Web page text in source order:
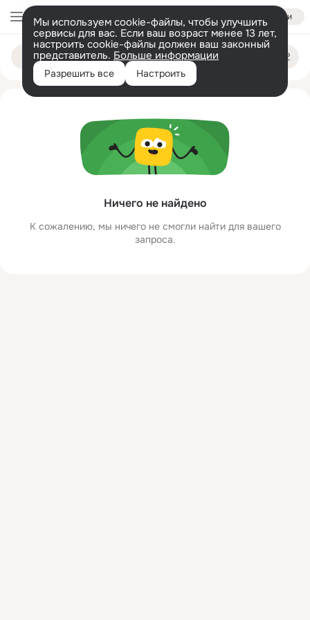
Войти
Мы используем cookie-файлы, чтобы улучшить
сервисы для вас. Если ваш возраст менее 13 лет,
настроить cookie-файлы должен ваш законный
представитель. Больше информации
Разрешить все Настроить
Поиск
lfdgkfdg dpsfgfdgdi
Ничего не найдено
К сожалению, мы ничего не смогли найти для вашего
запроса.